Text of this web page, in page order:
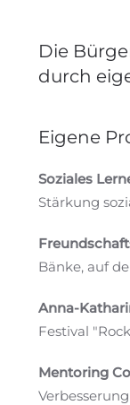
Die
durch
Eigene
Soziales
Stärkung
Bänke, auf
Anna-
Festival
Mentoring